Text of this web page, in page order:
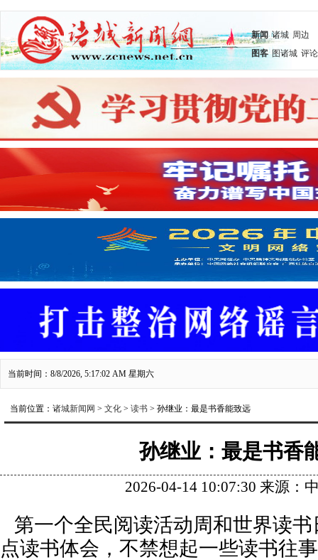
新闻 诸城 周边
图客 图诸城 评论
当前时间：8/8/2026, 5:17:04 AM 星期六
当前位置： 诸城新闻网 > 文化 > 读书 > 孙继业：最是书香能致远
孙继业：最是书香
2026-04-14 10:07:30 来源：
第一个全民阅读活动周和世界读
点读书体会，不禁想起一些读书往